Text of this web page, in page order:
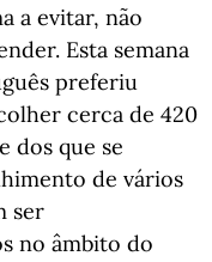
a evitar, não
Esta semana
preferiu
cerca de 420
dos que se
de vários
ser
no âmbito do